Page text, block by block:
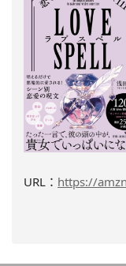
URL： https://